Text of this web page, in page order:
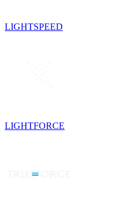
LIGHTSPEED
LIGHTFORCE